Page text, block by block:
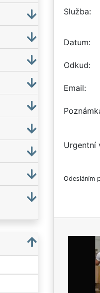
Služba
Datum
Odkud
Email
Urgentní
Odesláním